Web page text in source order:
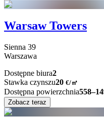
Warsaw Towers
Sienna 39
Warszawa
Dostępne biura2
Stawka czynszu20 €/㎡
Dostępna powierzchnia
Zobacz teraz